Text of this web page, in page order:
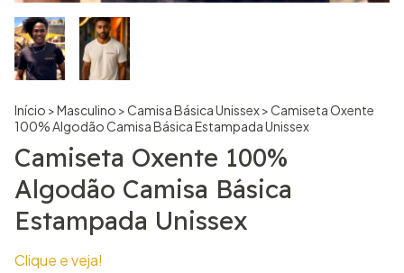
Início >Masculino >Camisa Básica Unissex>Camiseta Oxente
100% Algodão Camisa Básica Estampada Unissex
Camiseta Oxente 100%
Algodão Camisa Básica
Estampada Unissex
Clique e veja!